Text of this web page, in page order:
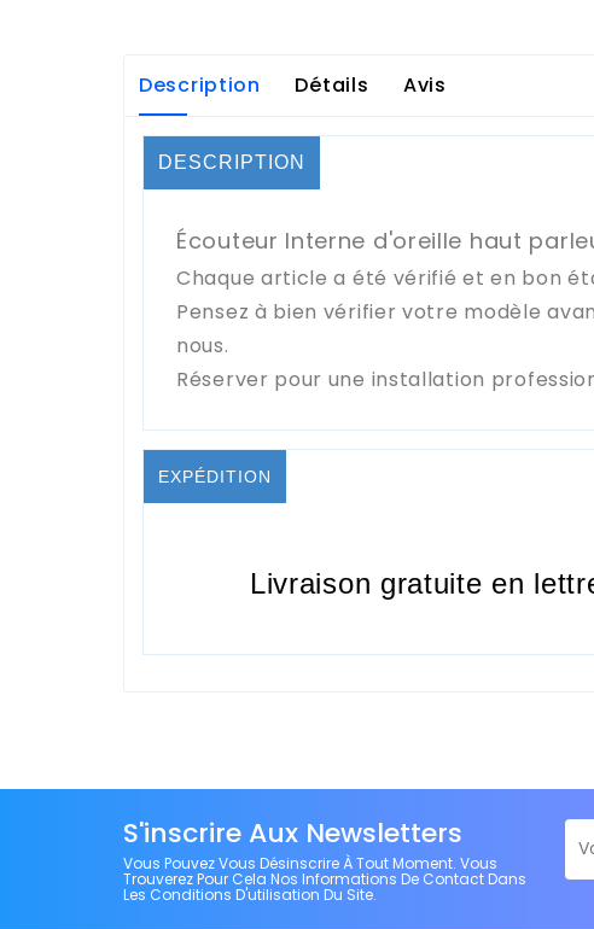
Description Détails Avis
DESCRIPTION
Écouteur Interne d'oreille haut
Chaque article a été vérifié et en bon
Pensez à bien vérifier votre modèle
nous.
Réserver pour une installation
EXPÉDITION
Livraison gratuite en
S'inscrire Aux Newsletters
Vous Pouvez Vous Désinscrire À Tout Moment. Vous
Trouverez Pour Cela Nos Informations De Contact Dans
Les Conditions D'utilisation Du Site.